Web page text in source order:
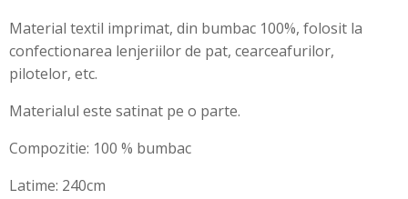
Material textil imprimat, din bumbac 100%, folosit la
confectionarea lenjeriilor de pat, cearceafurilor,
pilotelor, etc.
Materialul este satinat pe o parte.
Compozitie: 100 % bumbac
Latime: 240cm